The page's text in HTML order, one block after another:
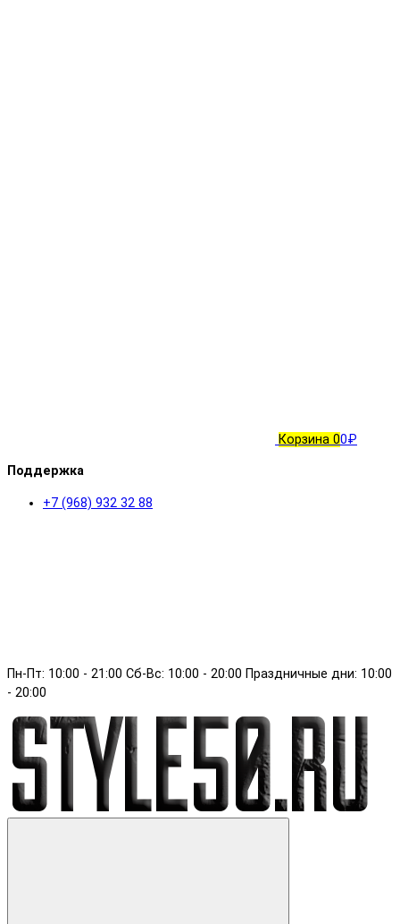
Корзина 00₽
Поддержка
+7 (968) 932 32 88
Пн-Пт: 10:00 - 21:00 Сб-Вс: 10:00 - 20:00 Праздничные дни: 10:00
- 20:00